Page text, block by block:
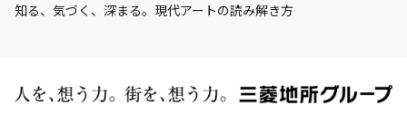
知る、気づく、深まる。現代アートの読み解き方